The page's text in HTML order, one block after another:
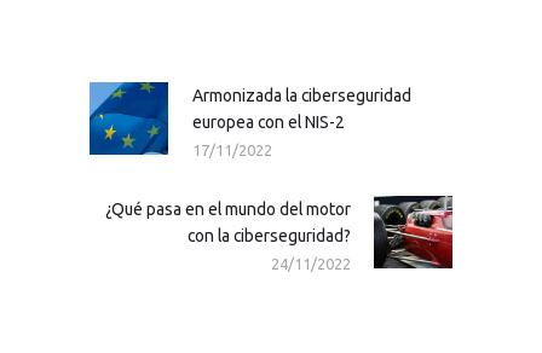
entradasPrevious
post:
Armonizada la ciberseguridad
europea con el NIS-2
17/11/2022
Next
post:
¿Qué pasa en el mundo del motor
con la ciberseguridad?
24/11/2022